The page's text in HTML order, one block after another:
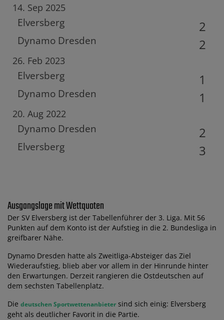
14. Sep 2025
Elversberg
Dynamo Dresden
2
2
26. Feb 2023
Elversberg
Dynamo Dresden
1
1
20. Aug 2022
Dynamo Dresden
Elversberg
2
3
Ausgangslage mit Wettquoten
Der SV Elversberg ist der Tabellenführer der 3. Liga. Mit 56
Punkten auf dem Konto ist der Aufstieg in die 2. Bundesliga in
greifbarer Nähe.
Dynamo Dresden hatte als Zweitliga-Absteiger das Ziel
Wiederaufstieg, blieb aber vor allem in der Hinrunde hinter
den Erwartungen. Derzeit rangieren die Ostdeutschen auf
dem sechsten Tabellenplatz.
Die deutschen Sportwettenanbieter sind sich einig: Elversberg
geht als deutlicher Favorit in die Partie.